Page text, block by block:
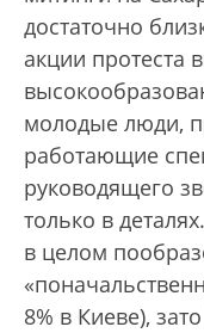
достаточно
акции протеста
молодые люди,
работающие
руководящего
только в
в целом
8% в Киеве),